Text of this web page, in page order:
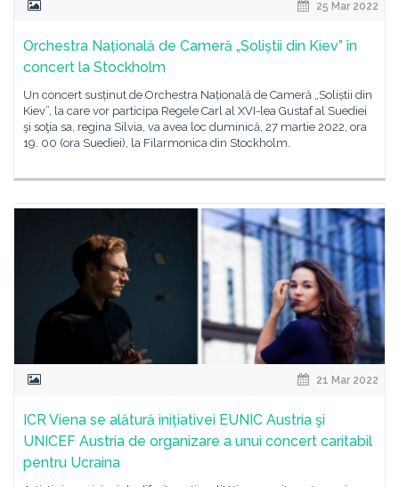
25 Mar 2022
Orchestra Națională de Cameră „Soliștii din Kiev” în
concert la Stockholm
Un concert susținut de Orchestra Națională de Cameră „Soliștii din
Kiev”, la care vor participa Regele Carl al XVI-lea Gustaf al Suediei
şi soţia sa, regina Silvia, va avea loc duminică, 27 martie 2022, ora
19. 00 (ora Suediei), la Filarmonica din Stockholm.
21 Mar 2022
ICR Viena se alătură inițiativei EUNIC Austria şi
UNICEF Austria de organizare a unui concert caritabil
pentru Ucraina